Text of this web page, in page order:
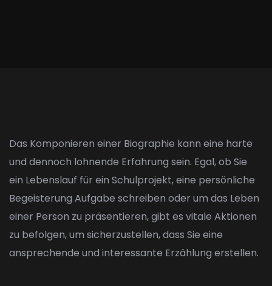
Das Komponieren einer Biographie kann eine harte
und dennoch lohnende Erfahrung sein. Egal, ob Sie
ein Lebenslauf für ein Schulprojekt, eine persönliche
Begeisterung Aufgabe schreiben oder um das Leben
einer Person zu präsentieren, gibt es vitale Aktionen
zu befolgen, um sicherzustellen, dass Sie eine
ansprechende und interessante Erzählung erstellen.